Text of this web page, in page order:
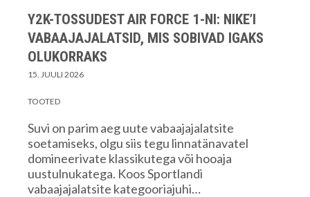
Y2K-TOSSUDEST AIR FORCE 1-NI: NIKE’I
VABAAJAJALATSID, MIS SOBIVAD IGAKS
OLUKORRAKS
15. JUULI 2026
TOOTED
Suvi on parim aeg uute vabaajajalatsite
soetamiseks, olgu siis tegu linnatänavatel
domineerivate klassikutega või hooaja
uustulnukatega. Koos Sportlandi
vabaajajalatsite kategooriajuhi…